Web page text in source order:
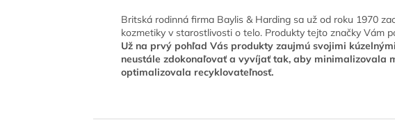
Britská rodinná firma Baylis & Harding sa už od roku 1970
kozmetiky v starostlivosti o telo. Produkty tejto značky Vám
Už na prvý pohľad Vás produkty zaujmú svojimi
neustále zdokonaľovať a vyvíjať tak, aby minimalizovala
optimalizovala recyklovateľnosť.